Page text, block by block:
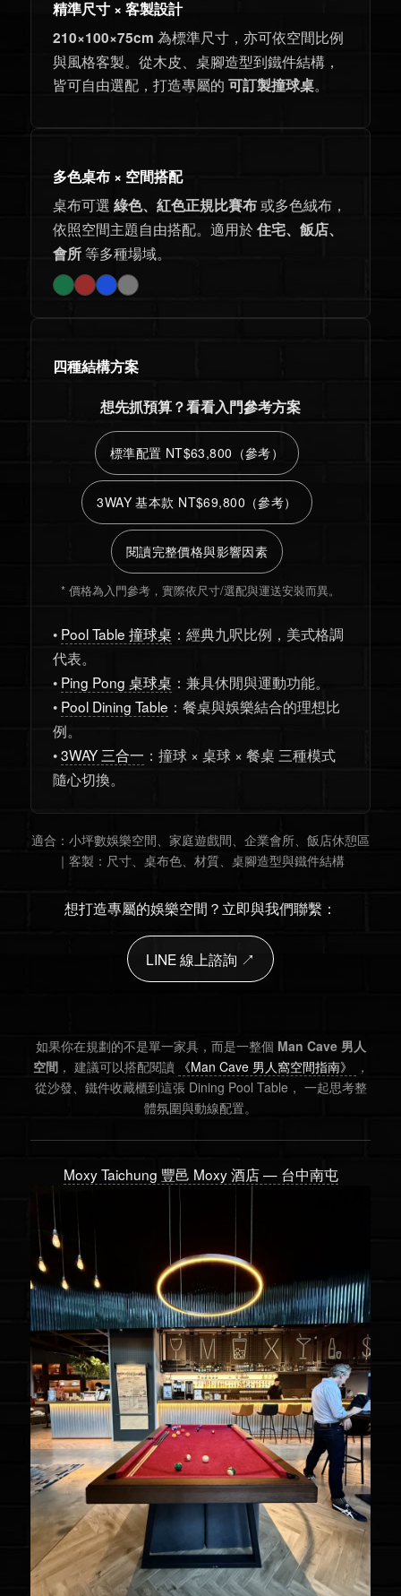
坪
數
娛
空
間
解
決
方
案
｜
精準尺寸 × 客製設計
210×100×75cm 為標準尺寸，亦可依空間比例
與風格客製。從木皮、桌腳造型到鐵件結構，
皆可自由選配，打造專屬的 可訂製撞球桌。
多色桌布 × 空間搭配
桌布可選 綠色、紅色正規比賽布或多色絨布，
依照空間主題自由搭配。適用於住宅、飯店、
會所等多種場域。
四種結構方案
想先抓預算？看看入門參考方案
標準配置 NT$63,800（參考）
3WAY 基本款 NT$69,800（參考）
閱讀完整價格與影響因素
* 價格為入門參考，實際依尺寸/選配與運送安裝而異。
• Pool Table 撞球桌 ：經典九呎比例，美式格調
代表。
• Ping Pong 桌球桌 ：兼具休閒與運動功能。
• Pool Dining Table ：餐桌與娛樂結合的理想比
例。
•3WAY 三合一 ：撞球 × 桌球 × 餐桌 三種模式
隨心切換。
適合： 小坪數娛樂空間、家庭遊戲間、企業會所、飯店休憩區
｜客製： 尺寸、桌布色、材質、桌腳造型與鐵件結構
想打造專屬的娛樂空間？立即與我們聯繫：
LINE 線上諮詢 ↗
如果你在規劃的不是單一家具，而是一整個 Man Cave 男人
空間， 建議可以搭配閱讀 《Man Cave 男人窩空間指南》
，
從沙發、鐵件收藏櫃到這張 Dining Pool Table， 一起思考整
體氛圍與動線配置。
Moxy Taichung 豐邑 Moxy 酒店 — 台中南屯